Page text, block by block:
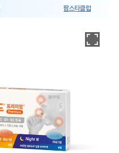
팜스타클럽